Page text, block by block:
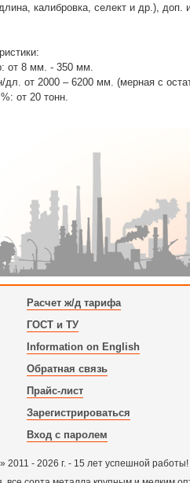
калибровка, селект и др.), доп.
от 8 мм. - 350 мм.
дл. от 2000 – 6200 мм. (мерная с
от 20 тонн.
Расчет ж/д тарифа
ГОСТ и ТУ
Information on English
Обратная связь
Прайс-лист
Зарегистрироваться
Вход с паролем
- 2026 г. - 15 лет успешной работы!